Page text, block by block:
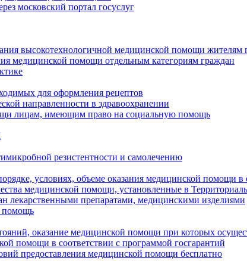
московский портал госуслуг
высокотехнологичной медицинской помощи жителям
медицинской помощи отдельным категориям граждан
для оформления рецептов
направленности в здравоохранении
лицам, имеющим право на социальную помощь
резистентности и самолечению
условиях, объеме оказания медицинской помощи в
медицинской помощи, установленные в
лекарственными препаратами, медицинскими изделиями
помощь
оказание медицинской помощи при которых
помощи в соответствии с программой госгарантий
предоставления медицинской помощи бесплатно